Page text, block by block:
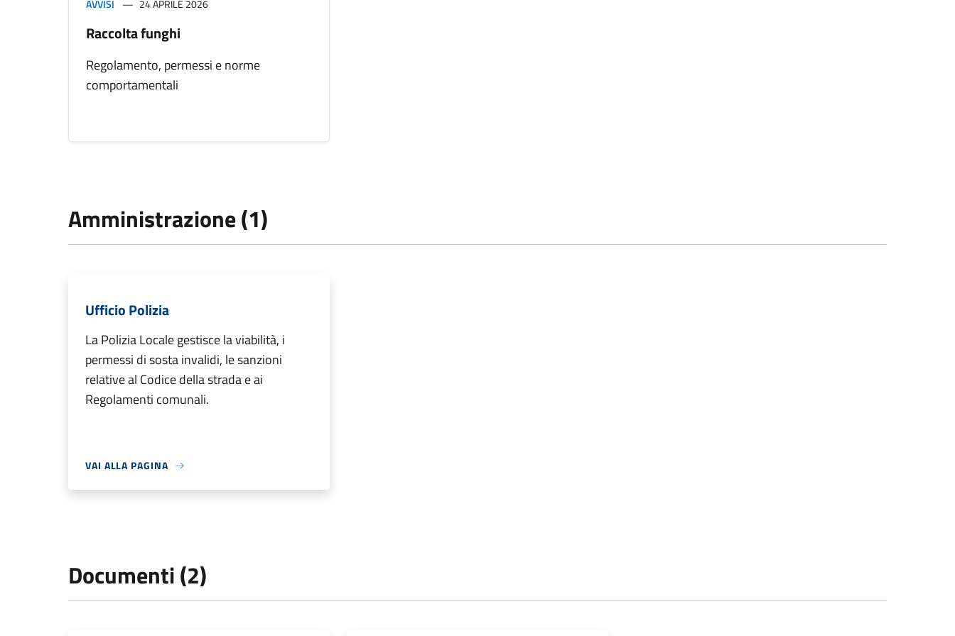
AVVISI 24 APRILE 2026
Raccolta funghi
Regolamento, permessi e norme
comportamentali
Amministrazione (1)
Ufficio Polizia
La Polizia Locale gestisce la viabilità, i
permessi di sosta invalidi, le sanzioni
relative al Codice della strada e ai
Regolamenti comunali.
VAI ALLA PAGINA
Documenti (2)